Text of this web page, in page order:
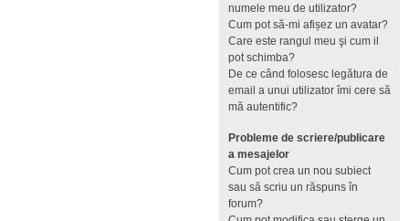
numele meu de utilizator?
Cum pot să-mi afișez un avatar?
Care este rangul meu şi cum il
pot schimba?
De ce când folosesc legătura de
email a unui utilizator îmi cere să
mă autentific?
Probleme de scriere/publicare
a mesajelor
Cum pot crea un nou subiect
sau să scriu un răspuns în
forum?